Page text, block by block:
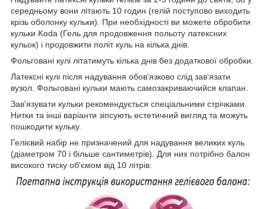
середньому вони літають 10 годин (гелій поступово виходить
крізь оболонку кульки). При необхідності ви можете обробити
кульки Koda (Гель для продовження польоту латексних
кульок) і продовжити політ куль на кілька днів.
Фольговані кулі літатимуть кілька днів без додаткової обробки.
Латексні кулі після надування обов'язково слід зав'язати
вузол. Фольговані кульки мають самозакриваючийся клапан.
Зав'язувати кульки рекомендується спеціальними стрічками.
Нитки та інші варіанти зіпсують естетичний вигляд та можуть
пошкодити кульку.
Гелієвий набір не призначений для надування великих куль
(діаметром 70 і більше сантиметрів). Для них потрібно балон
високого тиску об'ємом від 10 літрів.